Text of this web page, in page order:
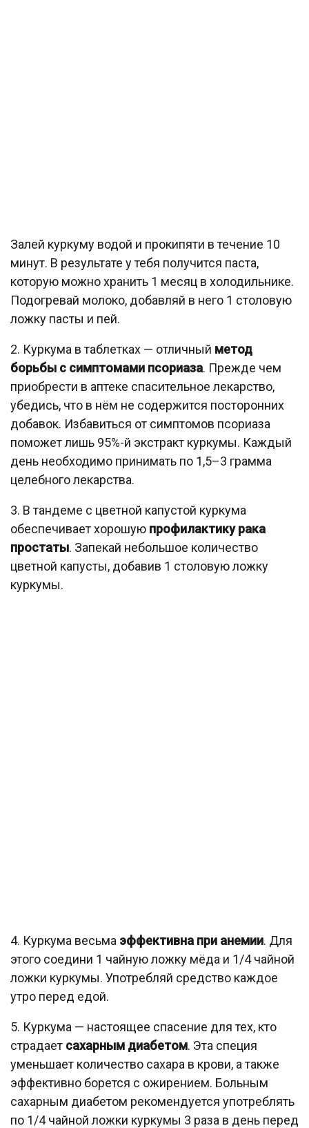
Залей куркуму водой и прокипяти в течение 10
минут. В результате у тебя получится паста,
которую можно хранить 1 месяц в холодильнике.
Подогревай молоко, добавляй в него 1 столовую
ложку пасты и пей.
2. Куркума в таблетках — отличный метод
борьбы с симптомами псориаза. Прежде чем
приобрести в аптеке спасительное лекарство,
убедись, что в нём не содержится посторонних
добавок. Избавиться от симптомов псориаза
поможет лишь 95%-й экстракт куркумы. Каждый
день необходимо принимать по 1,5–3 грамма
целебного лекарства.
3. В тандеме с цветной капустой куркума
обеспечивает хорошую профилактику рака
простаты. Запекай небольшое количество
цветной капусты, добавив 1 столовую ложку
куркумы.
4. Куркума весьма эффективна при анемии. Для
этого соедини 1 чайную ложку мёда и 1/4 чайной
ложки куркумы. Употребляй средство каждое
утро перед едой.
5. Куркума — настоящее спасение для тех, кто
страдает сахарным диабетом. Эта специя
уменьшает количество сахара в крови, а также
эффективно борется с ожирением. Больным
сахарным диабетом рекомендуется употреблять
по 1/4 чайной ложки куркумы 3 раза в день перед